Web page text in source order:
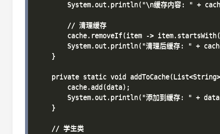
System.out.println("\n缓存内容: " +
        // 清理缓存
cache.removeIf(item ->
System.out.println("清理后缓存: " +
    }
private static void
        cache.add(data);
System.out.println("添加到缓存: " +
    }
    // 学生类